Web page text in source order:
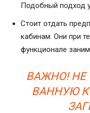
Подобный подход
Стоит отдать
кабинам. Они при
функционале
ВАЖНО! НЕ
ВАННУЮ